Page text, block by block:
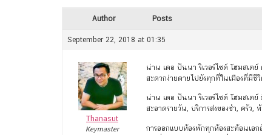
Author Posts
September 22, 2018 at 01:35
Thanasut
Keymaster
น่าน เดอ ปันนา ริเวอร์ไซด์ โฮมสเตย์
สะดวกง่ายดายไปยังทุกที่ในเมืองที่มีชี
น่าน เดอ ปันนา ริเวอร์ไซด์ โฮมสเต
สะอาดรายวัน, บริการส่งของชำ, ครัว, ห้
การออกแบบห้องพักทุกห้องสะท้อนเอ